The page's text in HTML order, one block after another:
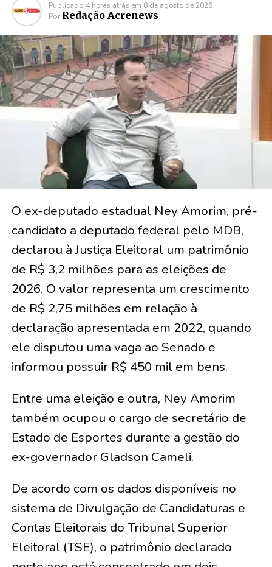
Publicado 4 horas atrás em 8 de agosto de 2026
Por Redação Acrenews
O ex-deputado estadual Ney Amorim, pré-
candidato a deputado federal pelo MDB,
declarou à Justiça Eleitoral um patrimônio
de R$ 3,2 milhões para as eleições de
2026. O valor representa um crescimento
de R$ 2,75 milhões em relação à
declaração apresentada em 2022, quando
ele disputou uma vaga ao Senado e
informou possuir R$ 450 mil em bens.
Entre uma eleição e outra, Ney Amorim
também ocupou o cargo de secretário de
Estado de Esportes durante a gestão do
ex-governador Gladson Cameli.
De acordo com os dados disponíveis no
sistema de Divulgação de Candidaturas e
Contas Eleitorais do Tribunal Superior
Eleitoral (TSE), o patrimônio declarado